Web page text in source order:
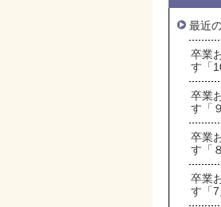
最近
卒業
す「
卒業
す「
卒業
す「
卒業
す「7